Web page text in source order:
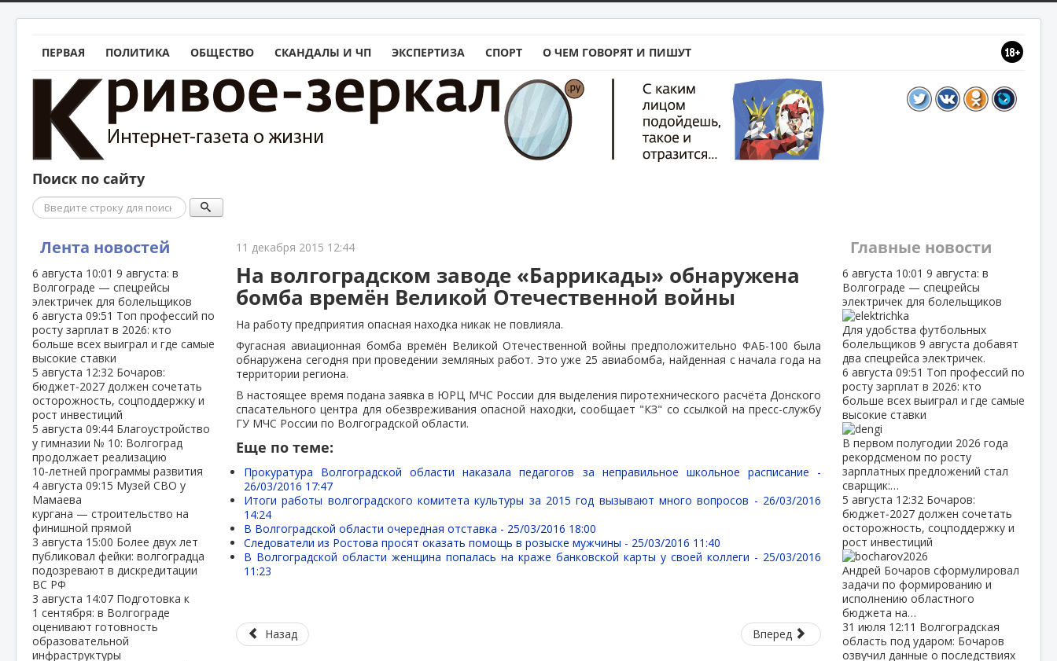
ПЕРВАЯ ПОЛИТИКА ОБЩЕСТВО СКАНДАЛЫ И ЧП ЭКСПЕРТИЗА СПОРТ О ЧЕМ ГОВОРЯТ И ПИШУТ
Поиск по сайту
Поиск
Лента новостей
6 августа 10:01 9 августа: в
Волгограде — спецрейсы
электричек для болельщиков
6 августа 09:51 Топ профессий по
росту зарплат в 2026: кто
больше всех выиграл и где самые
высокие ставки
5 августа 12:32 Бочаров:
бюджет‑2027 должен сочетать
осторожность, соцподдержку и
рост инвестиций
5 августа 09:44 Благоустройство
у гимназии № 10: Волгоград
продолжает реализацию
10‑летней программы развития
4 августа 09:15 Музей СВО у
Мамаева
кургана — строительство на
финишной прямой
3 августа 15:00 Более двух лет
публиковал фейки: волгоградца
подозревают в дискредитации
ВС РФ
3 августа 14:07 Подготовка к
1 сентября: в Волгограде
оценивают готовность
образовательной
инфраструктуры
11 декабря 2015 12:44
На волгоградском заводе «Баррикады» обнаружена
бомба времён Великой Отечественной войны
На работу предприятия опасная находка никак не повлияла.
Фугасная авиационная бомба времён Великой Отечественной войны предположительно ФАБ-100 была
обнаружена сегодня при проведении земляных работ. Это уже 25 авиабомба, найденная с начала года на
территории региона.
В настоящее время подана заявка в ЮРЦ МЧС России для выделения пиротехнического расчёта Донского
спасательного центра для обезвреживания опасной находки, сообщает "КЗ" со ссылкой на пресс-службу
ГУ МЧС России по Волгоградской области.
Еще по теме:
Прокуратура Волгоградской области наказала педагогов за неправильное школьное расписание -
26/03/2016 17:47
Итоги работы волгоградского комитета культуры за 2015 год вызывают много вопросов - 26/03/2016
14:24
В Волгоградской области очередная отставка - 25/03/2016 18:00
Следователи из Ростова просят оказать помощь в розыске мужчины - 25/03/2016 11:40
В Волгоградской области женщина попалась на краже банковской карты у своей коллеги - 25/03/2016
11:23
Назад Вперед
Главные новости
6 августа 10:01 9 августа: в
Волгограде — спецрейсы
электричек для болельщиков
Для удобства футбольных
болельщиков 9 августа добавят
два спецрейса электричек.
6 августа 09:51 Топ профессий по
росту зарплат в 2026: кто
больше всех выиграл и где самые
высокие ставки
В первом полугодии 2026 года
рекордсменом по росту
зарплатных предложений стал
сварщик:…
5 августа 12:32 Бочаров:
бюджет‑2027 должен сочетать
осторожность, соцподдержку и
рост инвестиций
Андрей Бочаров сформулировал
задачи по формированию и
исполнению областного
бюджета на…
31 июля 12:11 Волгоградская
область под ударом: Бочаров
озвучил данные о последствиях